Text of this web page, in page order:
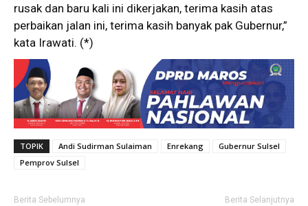
rusak dan baru kali ini dikerjakan, terima kasih atas
perbaikan jalan ini, terima kasih banyak pak Gubernur,”
kata Irawati. (*)
TOPIK Andi Sudirman Sulaiman Enrekang
Gubernur Sulsel
Pemprov Sulsel
Berita Sebelumnya Berita Selanjutnya